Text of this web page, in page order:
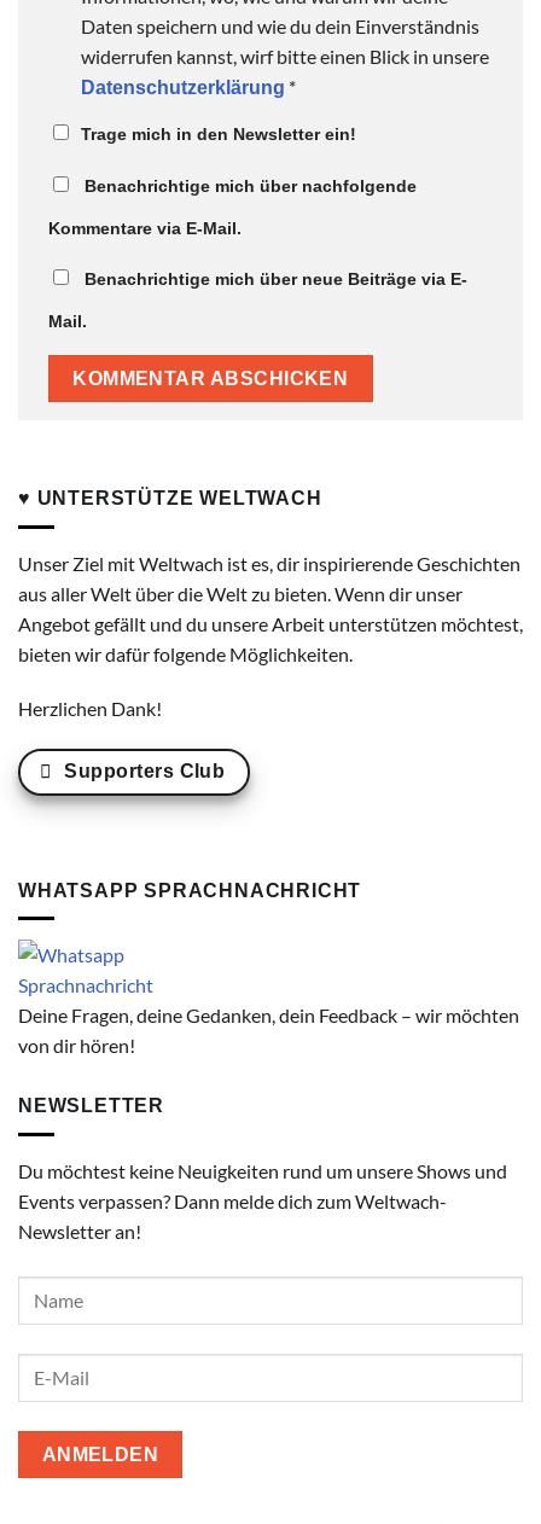
Daten speichern und wie du dein Einverständnis
widerrufen kannst, wirf bitte einen Blick in unsere
Datenschutzerklärung *
Trage mich in den Newsletter ein!
Benachrichtige mich über nachfolgende
Kommentare via E-Mail.
Benachrichtige mich über neue Beiträge via E-
Mail.
♥ UNTERSTÜTZE WELTWACH
Unser Ziel mit Weltwach ist es, dir inspirierende Geschichten
aus aller Welt über die Welt zu bieten. Wenn dir unser
Angebot gefällt und du unsere Arbeit unterstützen möchtest,
bieten wir dafür folgende Möglichkeiten.
Herzlichen Dank!
Supporters Club
WHATSAPP SPRACHNACHRICHT
Deine Fragen, deine Gedanken, dein Feedback – wir möchten
von dir hören!
NEWSLETTER
Du möchtest keine Neuigkeiten rund um unsere Shows und
Events verpassen? Dann melde dich zum Weltwach-
Newsletter an!